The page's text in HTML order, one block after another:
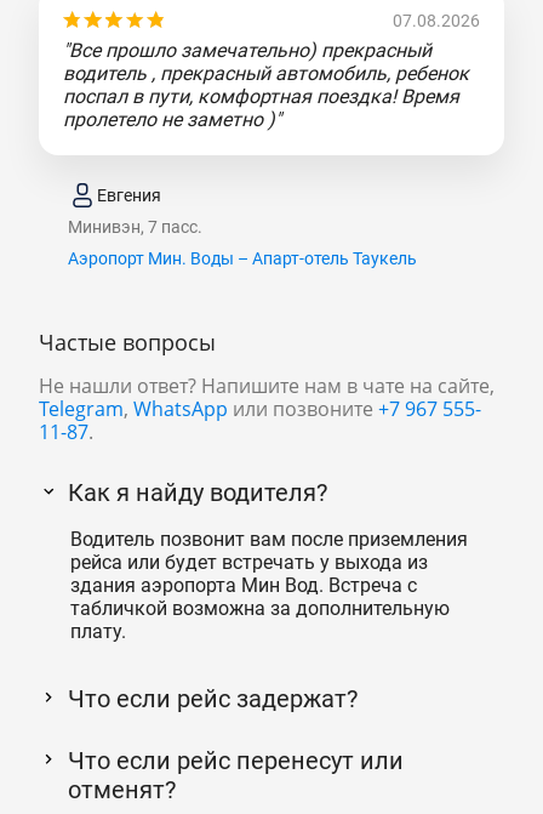
07.08.2026
"Все прошло замечательно) прекрасный
водитель , прекрасный автомобиль, ребенок
поспал в пути, комфортная поездка! Время
пролетело не заметно )"
Евгения
Минивэн, 7 пасс.
Аэропорт Мин. Воды – Апарт-отель Таукель
Частые вопросы
Не нашли ответ? Напишите нам в чате на сайте,
Telegram, WhatsApp или позвоните +7 967 555-
11-87.
Как я найду водителя?
Водитель позвонит вам после приземления
рейса или будет встречать у выхода из
здания аэропорта Мин Вод. Встреча с
табличкой возможна за дополнительную
плату.
Что если рейс задержат?
Что если рейс перенесут или
отменят?